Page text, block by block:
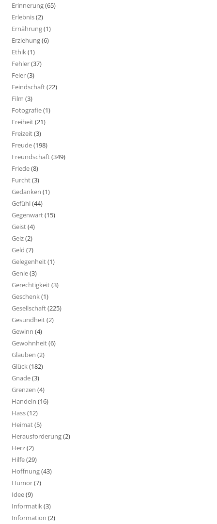
Erinnerung(65)
Erlebnis(2)
Ernährung(1)
Erziehung(6)
Ethik(1)
Fehler(37)
Feier(3)
Feindschaft(22)
Film (3)
Fotografie(1)
Freiheit(21)
Freizeit(3)
Freude(198)
Freundschaft(349)
Friede(8)
Furcht(3)
Gedanken (1)
Gefühl(44)
Gegenwart(15)
Geist(4)
Geiz(2)
Geld (7)
Gelegenheit(1)
Genie(3)
Gerechtigkeit(3)
Geschenk(1)
Gesellschaft(225)
Gesundheit(2)
Gewinn (4)
Gewohnheit(6)
Glauben (2)
Glück(182)
Gnade(3)
Grenzen (4)
Handeln (16)
Hass(12)
Heimat(5)
Herausforderung(2)
Herz(2)
Hilfe(29)
Hoffnung(43)
Humor(7)
Idee(9)
Informatik(3)
Information (2)